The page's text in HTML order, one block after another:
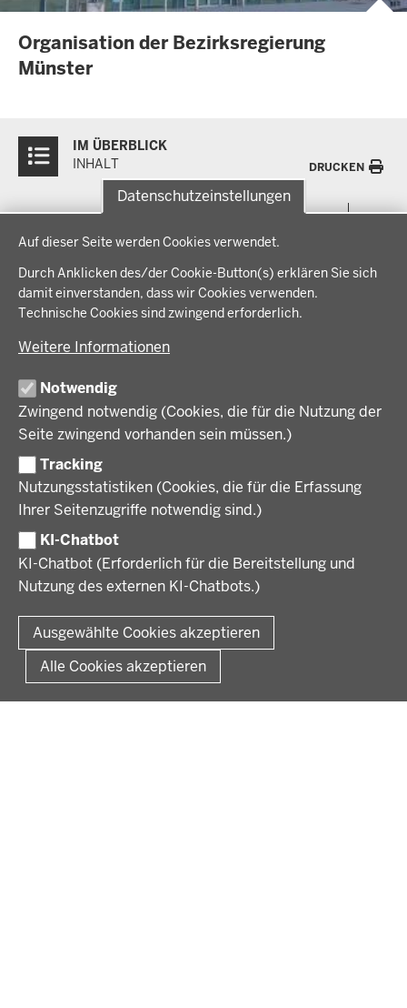
Datenschutzeinstellungen
Auf dieser Seite werden Cookies verwendet.
Durch Anklicken des/der Cookie-Button(s) erklären Sie sich
damit einverstanden, dass wir Cookies verwenden.
Technische Cookies sind zwingend erforderlich.
Weitere Informationen
Notwendig
Zwingend notwendig (Cookies, die für die Nutzung der
Seite zwingend vorhanden sein müssen.)
Tracking
Nutzungsstatistiken (Cookies, die für die Erfassung
Ihrer Seitenzugriffe notwendig sind.)
KI-Chatbot
KI-Chatbot (Erforderlich für die Bereitstellung und
Nutzung des externen KI-Chatbots.)
Ausgewählte Cookies akzeptieren
Alle Cookies akzeptieren
Organisation der Bezirksregierung
Münster
Inhalte
IM ÜBERBLICK
INHALT
DRUCKEN
der
Fußzeile
THEMEN
Bauen, Planen und Verkehr
Bildung, Schule und Sport
Regionalplanung und Regionalrat
Wirtschaft, Kultur und Kommunales
IM FOKUS
Energiewende AG
Zusammenarbeit mit den Niederlanden
BEZIRKSREGIERUNG
Regierungsbezirk Münster
Geschichte und Gegenwart
Behördenleitung
Förderlotsinnen und Förderlotsen
KARRIERE UND AUSBILDUNG
Stellenangebote
Ausbildung
Volljurist:in
Praktikum
Stellenangebote im Schulbereich
VERFAHREN UND BEKANNTMACHUNGEN
Amtsblatt
Verfahrensübersichten
PRESSE
Pressemitteilungen
Podcast
© 2026 Bezirksregierung Münster
Fußzeile
Impressum Datenschutz Rechtliche Hinweise
Kurzlink zu dieser Seite